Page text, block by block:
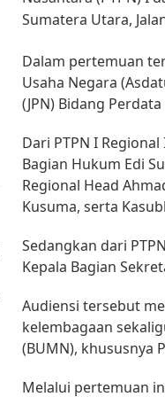
Sumatera Utara,
Dalam pertemuan
Usaha Negara
(JPN) Bidang
Dari PTPN I
Bagian Hukum Edi
Regional Head
Kusuma, serta
Sedangkan dari
Kepala Bagian
Audiensi tersebut
kelembagaan
(BUMN), khususnya
Melalui pertemuan